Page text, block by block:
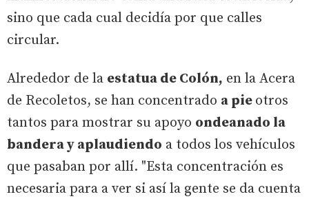
sino que cada cual decidía por que calles
circular.
Alrededor de la estatua de Colón, en la Acera
de Recoletos, se han concentrado a pie otros
tantos para mostrar su apoyo ondeanado la
bandera y aplaudiendo a todos los vehículos
que pasaban por allí. "Esta concentración es
necesaria para a ver si así la gente se da cuenta